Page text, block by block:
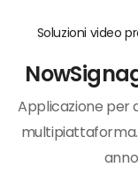
Soluzioni video
Applicazione per
multipiattaforma.